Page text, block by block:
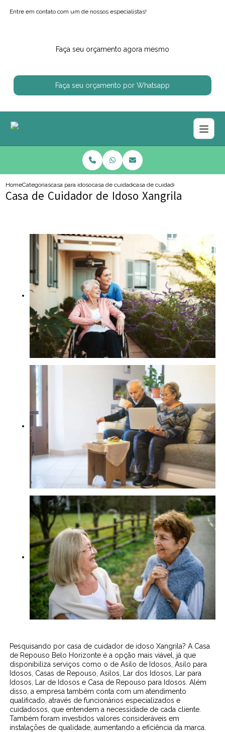
Entre em contato com um de nossos especialistas!
Faça seu orçamento agora mesmo
Faça seu orçamento por Whatsapp
HomeCategoriascasa para idososcasa de cuidador de idosocasa de cuidador de idoso
Casa de Cuidador de Idoso Xangrila
Pesquisando por casa de cuidador de idoso Xangrila? A Casa
de Repouso Belo Horizonte é a opção mais viável, já que
disponibiliza serviços como o de Asilo de Idosos, Asilo para
Idosos, Casas de Repouso, Asilos, Lar dos Idosos, Lar para
Idosos, Lar de Idosos e Casa de Repouso para Idosos. Além
disso, a empresa também conta com um atendimento
qualificado, através de funcionários especializados e
cuidadosos, que entendem a necessidade de cada cliente.
Também foram investidos valores consideráveis em
instalações de qualidade, aumentando a eficiência da marca.